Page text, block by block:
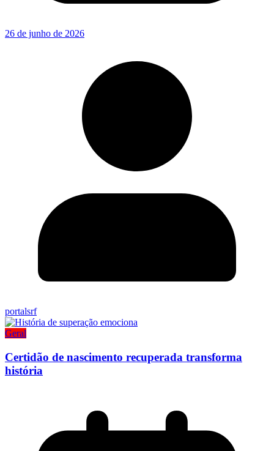
26 de junho de 2026
portalsrf
Geral
Certidão de nascimento recuperada transforma
história